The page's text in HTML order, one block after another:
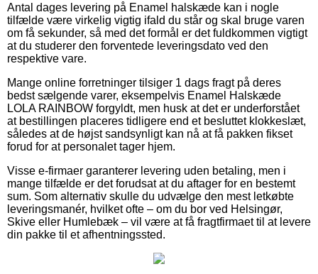
Antal dages levering på Enamel halskæde kan i nogle
tilfælde være virkelig vigtig ifald du står og skal bruge varen
om få sekunder, så med det formål er det fuldkommen vigtigt
at du studerer den forventede leveringsdato ved den
respektive vare.
Mange online forretninger tilsiger 1 dags fragt på deres
bedst sælgende varer, eksempelvis Enamel Halskæde
LOLA RAINBOW forgyldt, men husk at det er underforstået
at bestillingen placeres tidligere end et besluttet klokkeslæt,
således at de højst sandsynligt kan nå at få pakken fikset
forud for at personalet tager hjem.
Visse e-firmaer garanterer levering uden betaling, men i
mange tilfælde er det forudsat at du aftager for en bestemt
sum. Som alternativ skulle du udvælge den mest letkøbte
leveringsmanér, hvilket ofte – om du bor ved Helsingør,
Skive eller Humlebæk – vil være at få fragtfirmaet til at levere
din pakke til et afhentningssted.